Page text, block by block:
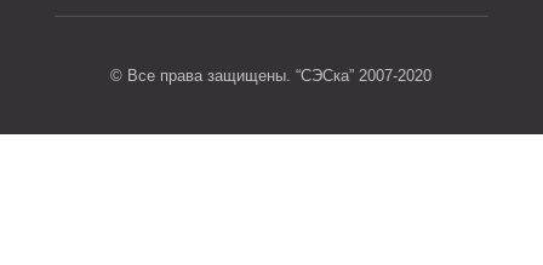
© Все права защищены. “СЭСка” 2007-2020